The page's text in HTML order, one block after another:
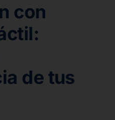
con
de tus